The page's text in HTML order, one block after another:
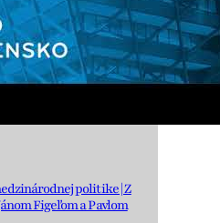
politike | Z
Figeľom a Pavlom